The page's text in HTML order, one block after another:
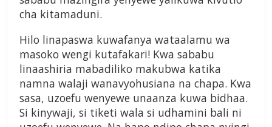
cha kitamaduni.
Hilo linapaswa kuwafanya wataalamu wa
masoko wengi kutafakari! Kwa sababu
linaashiria mabadiliko makubwa katika
namna walaji wanavyohusiana na chapa. Kwa
sasa, uzoefu wenyewe unaanza kuwa bidhaa.
Si kinywaji, si tiketi wala si udhamini bali ni